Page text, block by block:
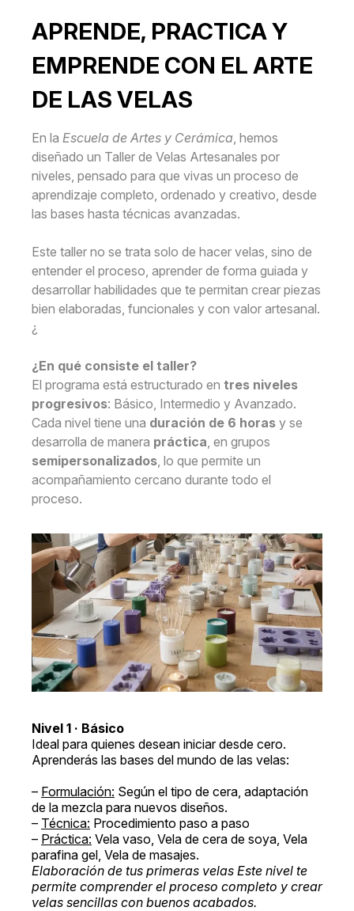
APRENDE, PRACTICA Y
EMPRENDE CON EL ARTE
DE LAS VELAS
En la Escuela de Artes y Cerámica , hemos
diseñado un Taller de Velas Artesanales por
niveles, pensado para que vivas un proceso de
aprendizaje completo, ordenado y creativo, desde
las bases hasta técnicas avanzadas.
Este taller no se trata solo de hacer velas, sino de
entender el proceso, aprender de forma guiada y
desarrollar habilidades que te permitan crear piezas
bien elaboradas, funcionales y con valor artesanal.
¿
¿En qué consiste el taller?
El programa está estructurado en tres niveles
progresivos: Básico, Intermedio y Avanzado.
Cada nivel tiene una duración de 6 horas y se
desarrolla de manera práctica , en grupos
semipersonalizados , lo que permite un
acompañamiento cercano durante todo el
proceso.
Nivel 1 · Básico
Ideal para quienes desean iniciar desde cero.
Aprenderás las bases del mundo de las velas:
– Formulación: Según el tipo de cera, adaptación
de la mezcla para nuevos diseños.
– Técnica: Procedimiento paso a paso
– Práctica: Vela vaso, Vela de cera de soya, Vela
parafina gel, Vela de masajes.
Elaboración de tus primeras velas Este nivel te
permite comprender el proceso completo y crear
velas sencillas con buenos acabados.